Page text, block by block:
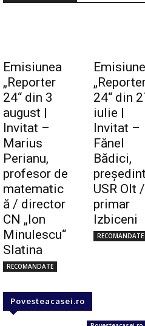
Emisiunea
„Reporter
24“ din 3
august |
Invitat –
Marius
Perianu,
profesor de
matematic
ă / director
CN „Ion
Minulescu“
Slatina
RECOMANDATE
24“ din
iulie |
Invitat –
Fănel
Bădici,
USR Olt /
primar
Izbiceni
RECOMANDATE
Povesteacasei.ro